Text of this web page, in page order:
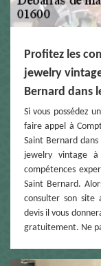
Profitez les
jewelry
Bernard dans
Si vous possédez
faire appel à
Saint Bernard
jewelry vintage
compétences
Saint Bernard.
consulter son site
devis il vous
gratuitement. Ne